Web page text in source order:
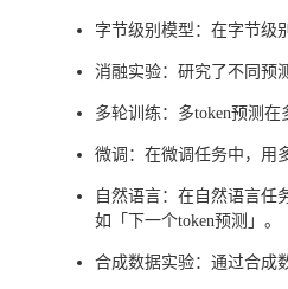
字节级别模型：在字节级
消融实验：研究了不同预
多轮训练：多token预测在
微调：在微调任务中，用
自然语言：在自然语言任
如「下一个token预测」。
合成数据实验：通过合成